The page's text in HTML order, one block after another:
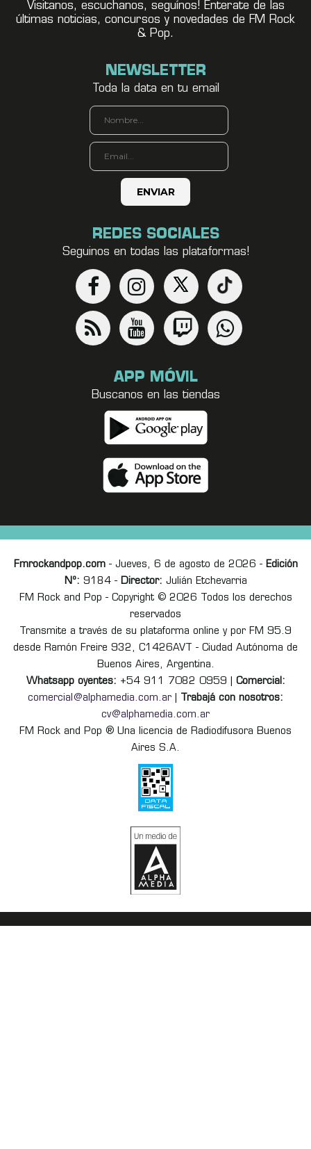
Visitanos, escuchanos, seguínos! Enterate de las
últimas noticias, concursos y novedades de FM Rock
& Pop.
NEWSLETTER
Toda la data en tu email
REDES SOCIALES
Seguinos en todas las plataformas!
APP MÓVIL
Buscanos en las tiendas
Fmrockandpop.com- Jueves, 6 de agosto de 2026 - Edición
Nº: 9184 - Director: Julián Etchevarria
FM Rock and Pop - Copyright © 2026 Todos los derechos
reservados
Transmite a través de su plataforma online y por FM 95.9
desde Ramón Freire 932, C1426AVT - Ciudad Autónoma de
Buenos Aires, Argentina.
Whatsapp oyentes: +54 911 7082 0959 | Comercial:
comercial@alphamedia.com.ar
Trabajá con nosotros:
cv@alphamedia.com.ar
FM Rock and Pop ® Una licencia de Radiodifusora Buenos
Aires S.A.